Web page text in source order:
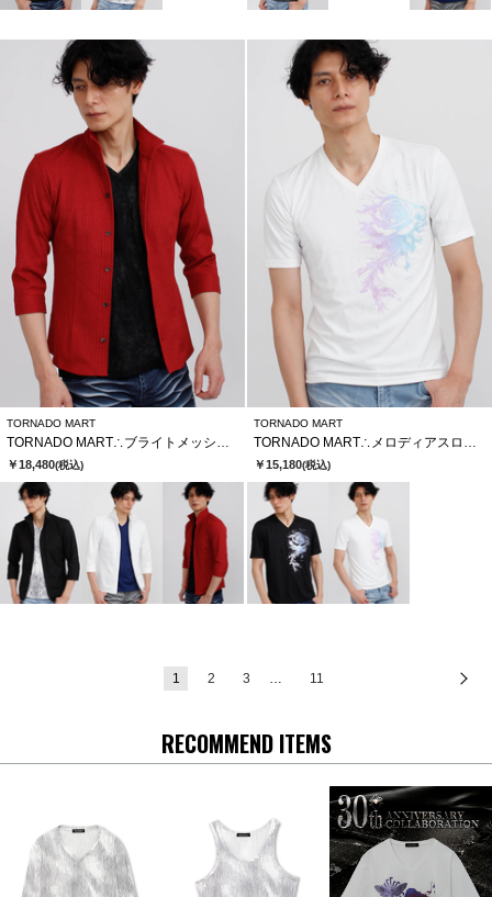
TORNADO MART
￥18,480(税込)
TORNADO MART
￥15,180(税込)
1 2 3 11
RECOMMEND ITEMS